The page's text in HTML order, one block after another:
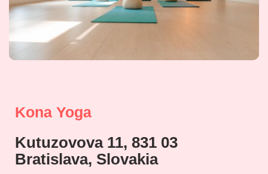
Kona Yoga
Kutuzovova 11, 831 03
Bratislava, Slovakia